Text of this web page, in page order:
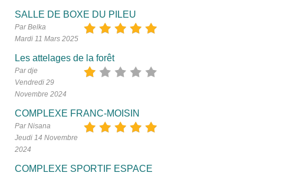
SALLE DE BOXE DU PILEU
Par Belka
Mardi 11 Mars 2025
Les attelages de la forêt
Par dje
Vendredi 29
Novembre 2024
COMPLEXE FRANC-MOISIN
Par Nisana
Jeudi 14 Novembre
2024
COMPLEXE SPORTIF ESPACE